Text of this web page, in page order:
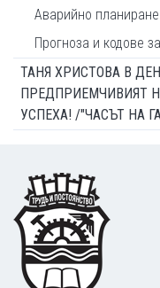
Аварийно планиране
Прогноза и кодове
ТАНЯ ХРИСТОВА В
ПРЕДПРИЕМЧИВИЯТ
УСПЕХА! /"ЧАСЪТ НА
Footer